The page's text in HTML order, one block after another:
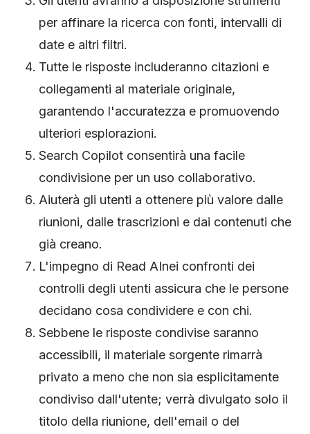
per affinare la ricerca con fonti, intervalli di
date e altri filtri.
Tutte le risposte includeranno citazioni e
collegamenti al materiale originale,
garantendo l'accuratezza e promuovendo
ulteriori esplorazioni.
Search Copilot consentirà una facile
condivisione per un uso collaborativo.
Aiuterà gli utenti a ottenere più valore dalle
riunioni, dalle trascrizioni e dai contenuti che
già creano.
L'impegno di Read AInei confronti dei
controlli degli utenti assicura che le persone
decidano cosa condividere e con chi.
Sebbene le risposte condivise saranno
accessibili, il materiale sorgente rimarrà
privato a meno che non sia esplicitamente
condiviso dall'utente; verrà divulgato solo il
titolo della riunione, dell'email o del